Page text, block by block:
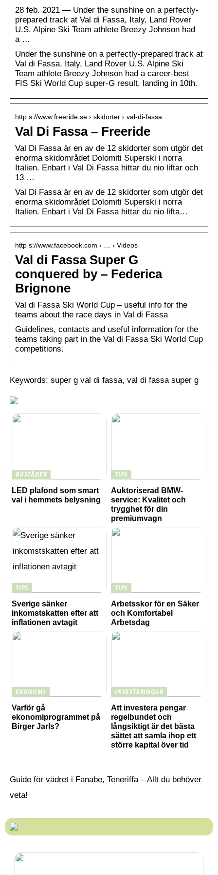
28 feb. 2021 — Under the sunshine on a perfectly-
prepared track at Val di Fassa, Italy, Land Rover
U.S. Alpine Ski Team athlete Breezy Johnson had
a …
Under the sunshine on a perfectly-prepared track at
Val di Fassa, Italy, Land Rover U.S. Alpine Ski
Team athlete Breezy Johnson had a career-best
FIS Ski World Cup super-G result, landing in 10th.
http s://www.freeride.se › skidorter › val-di-fassa
Val Di Fassa – Freeride
Val Di Fassa är en av de 12 skidorter som utgör det
enorma skidområdet Dolomiti Superski i norra
Italien. Enbart i Val Di Fassa hittar du nio liftar och
13 …
Val Di Fassa är en av de 12 skidorter som utgör det
enorma skidområdet Dolomiti Superski i norra
Italien. Enbart i Val Di Fassa hittar du nio lifta…
http s://www.facebook.com › … › Videos
Val di Fassa Super G
conquered by – Federica
Brignone
Val di Fassa Ski World Cup – useful info for the
teams about the race days in Val di Fassa
Guidelines, contacts and useful information for the
teams taking part in the Val di Fassa Ski World Cup
competitions.
Keywords: super g val di fassa, val di fassa super g
BOSTÄDER
LED plafond som smart
val i hemmets belysning
TIPS
Auktoriserad BMW-
service: Kvalitet och
trygghet för din
premiumvagn
TIPS
Sverige sänker
inkomstskatten efter att
inflationen avtagit
TIPS
Arbetsskor för en Säker
och Komfortabel
Arbetsdag
EKONOMI
Varför gå
ekonomiprogrammet på
Birger Jarls?
INVESTERINGAR
Att investera pengar
regelbundet och
långsiktigt är det bästa
sättet att samla ihop ett
större kapital över tid
Guide för vädret i Fanabe, Teneriffa – Allt du behöver
veta!